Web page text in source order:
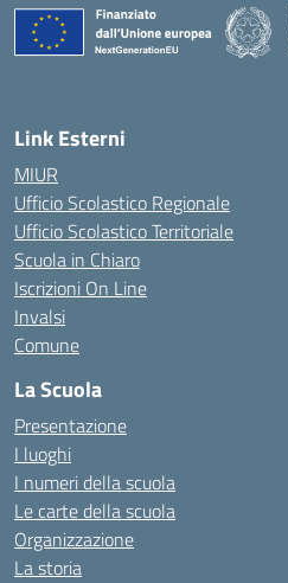
Link Esterni
MIUR
Ufficio Scolastico Regionale
Ufficio Scolastico Territoriale
Scuola in Chiaro
Iscrizioni On Line
Invalsi
Comune
La Scuola
Presentazione
I luoghi
I numeri della scuola
Le carte della scuola
Organizzazione
La storia